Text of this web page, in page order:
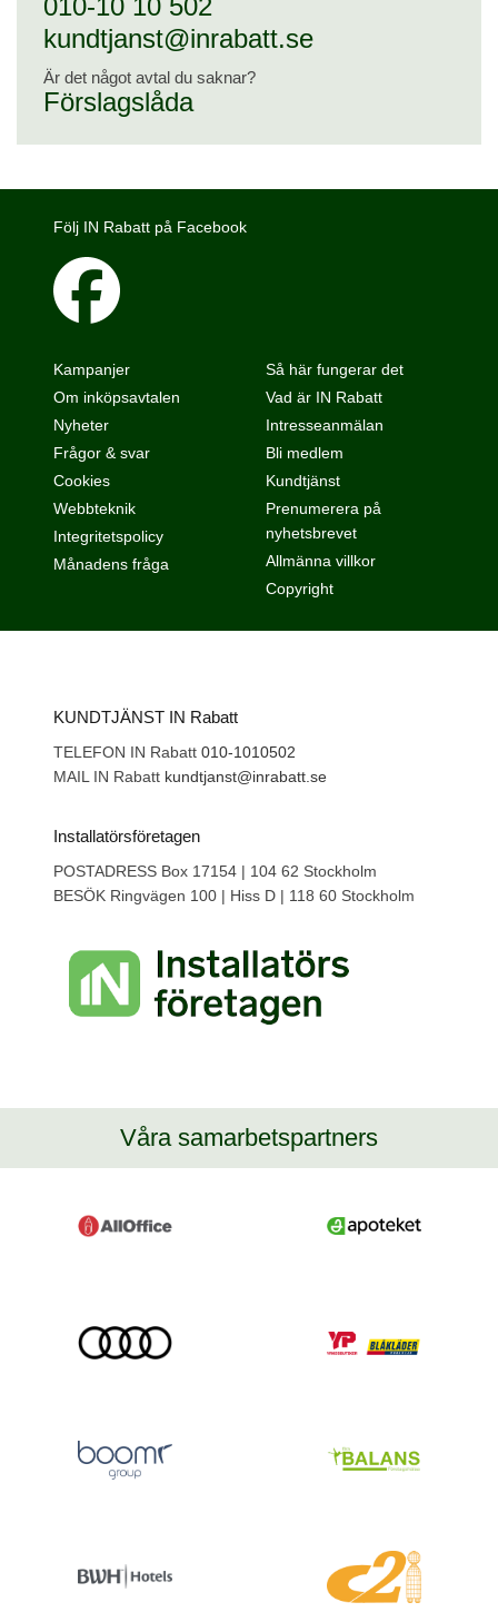
010-10 10 502
kundtjanst@inrabatt.se
Är det något avtal du saknar?
Förslagslåda
Följ IN Rabatt på Facebook
Kampanjer
Om inköpsavtalen
Nyheter
Frågor & svar
Så här fungerar det
Vad är IN Rabatt
Intresseanmälan
Bli medlem
Cookies
Webbteknik
Integritetspolicy
Månadens fråga
Kundtjänst
Prenumerera på
nyhetsbrevet
Allmänna villkor
Copyright
KUNDTJÄNST IN Rabatt
TELEFON IN Rabatt 010-1010502
MAIL IN Rabatt kundtjanst@inrabatt.se
Installatörsföretagen
POSTADRESS Box 17154 | 104 62 Stockholm
BESÖK Ringvägen 100 | Hiss D | 118 60 Stockholm
Våra samarbetspartners